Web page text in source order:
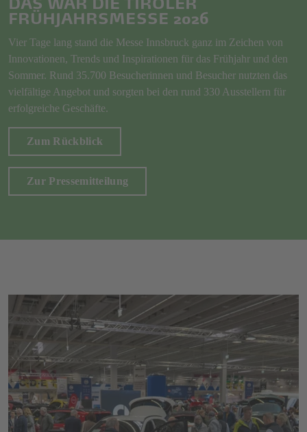
FRÜHJAHRSMESSE 2026
Vier Tage lang stand die Messe Innsbruck ganz im Zeichen von
Innovationen, Trends und Inspirationen für das Frühjahr und den
Sommer. Rund 35.700 Besucherinnen und Besucher nutzten das
vielfältige Angebot und sorgten bei den rund 330 Ausstellern für
erfolgreiche Geschäfte.
Zum Rückblick
Zur Pressemitteilung